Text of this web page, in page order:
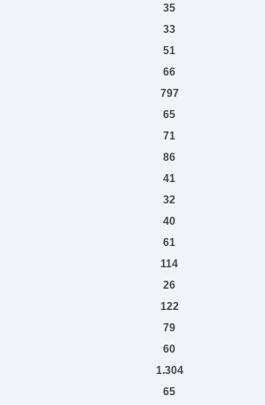
35
33
51
66
797
65
71
86
41
32
40
61
114
26
122
79
60
1.304
65